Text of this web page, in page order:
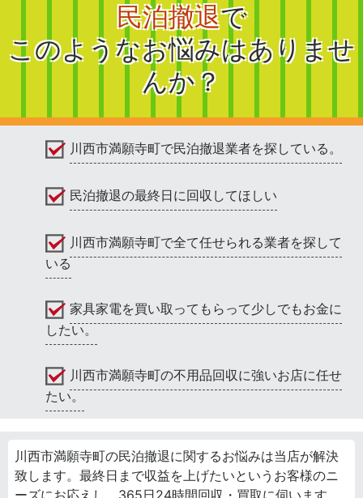
民泊撤退で
このようなお悩みはありませ
んか？
川西市満願寺町で民泊撤退業者を探している。
民泊撤退の最終日に回収してほしい
川西市満願寺町で全て任せられる業者を探して
いる
家具家電を買い取ってもらって少しでもお金に
したい。
川西市満願寺町の不用品回収に強いお店に任せ
たい。
川西市満願寺町の民泊撤退に関するお悩みは当店が解決
致します。最終日まで収益を上げたいというお客様のニ